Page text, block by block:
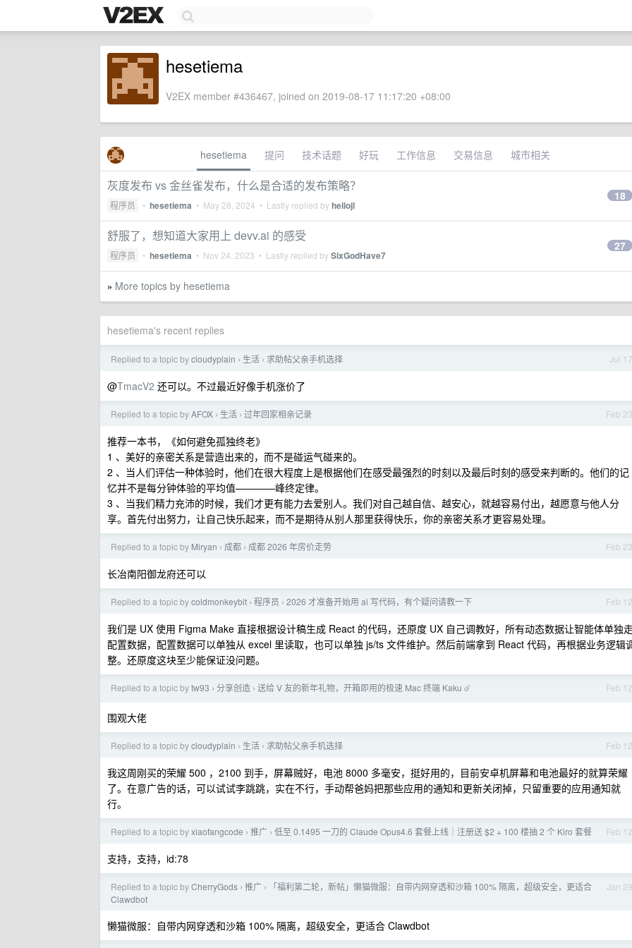
hesetiema
V2EX member #436467, joined on 2019-08-17 11:17:20 +08:00
hesetiema 提问 技术话题 好玩 工作信息 交易信息 城市相关
灰度发布 vs 金丝雀发布，什么是合适的发布策略？
程序员 • hesetiema • May 28, 2024 • Lastly replied byhellojl
18
舒服了，想知道大家用上 devv.ai 的感受
程序员 • hesetiema • Nov 24, 2023 • Lastly replied bySixGodHave7
27
» More topics by hesetiema
hesetiema's recent replies
Jul 17
Replied to a topic bycloudyplain › 生活 › 求助帖父亲手机选择
@TmacV2 还可以。不过最近好像手机涨价了
Feb 23
Replied to a topic byAFOX › 生活 › 过年回家相亲记录
推荐一本书，《如何避免孤独终老》
1 、美好的亲密关系是营造出来的，而不是碰运气碰来的。
2 、当人们评估一种体验时，他们在很大程度上是根据他们在感受最强烈的时刻以及最后时刻的感受来判断的。他们的记
忆并不是每分钟体验的平均值————峰终定律。
3 、当我们精力充沛的时候，我们才更有能力去爱别人。我们对自己越自信、越安心，就越容易付出，越愿意与他人分
享。首先付出努力，让自己快乐起来，而不是期待从别人那里获得快乐，你的亲密关系才更容易处理。
Feb 23
Replied to a topic by Miryan › 成都 › 成都 2026 年房价走势
长冶南阳御龙府还可以
Feb 12
Replied to a topic bycoldmonkeybit › 程序员 › 2026 才准备开始用 ai 写代码，有个疑问请教一下
我们是 UX 使用 Figma Make 直接根据设计稿生成 React 的代码，还原度 UX 自己调教好，所有动态数据让智能体单独
配置数据，配置数据可以单独从 excel 里读取，也可以单独 js/ts 文件维护。然后前端拿到 React 代码，再根据业务逻辑
整。还原度这块至少能保证没问题。
Feb 12
Replied to a topic bytw93 › 分享创造 › 送给 V 友的新年礼物，开箱即用的极速 Mac 终端 Kaku ☄️
围观大佬
Feb 12
Replied to a topic bycloudyplain › 生活 › 求助帖父亲手机选择
我这周刚买的荣耀 500 ，2100 到手，屏幕贼好，电池 8000 多毫安，挺好用的，目前安卓机屏幕和电池最好的就算荣耀
了。在意广告的话，可以试试李跳跳，实在不行，手动帮爸妈把那些应用的通知和更新关闭掉，只留重要的应用通知就
行。
Feb 12
Replied to a topic byxiaofangcode › 推广 › 低至 0.1495 一刀的 Claude Opus4.6 套餐上线｜注册送 $2 + 100 楼抽 2 个 Kiro 套餐
支持，支持，id:78
Jan 29
Replied to a topic byCherryGods › 推广 ›
「福利第二轮，新帖」懒猫微服：自带内网穿透和沙箱 100% 隔离，超级安全，更适合
Clawdbot
懒猫微服：自带内网穿透和沙箱 100% 隔离，超级安全，更适合 Clawdbot